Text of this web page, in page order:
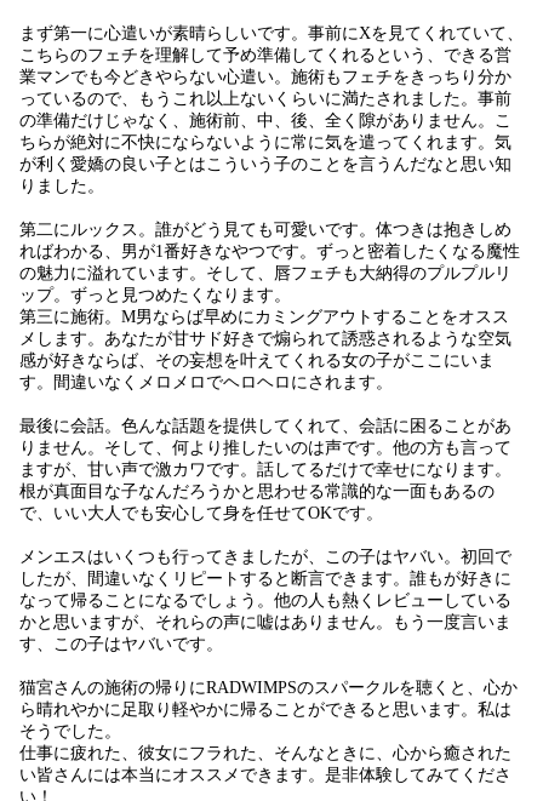
まず第一に心遣いが素晴らしいです。事前にXを見てくれていて、
こちらのフェチを理解して予め準備してくれるという、できる営
業マンでも今どきやらない心遣い。施術もフェチをきっちり分か
っているので、もうこれ以上ないくらいに満たされました。事前
の準備だけじゃなく、施術前、中、後、全く隙がありません。こ
ちらが絶対に不快にならないように常に気を遣ってくれます。気
が利く愛嬌の良い子とはこういう子のことを言うんだなと思い知
りました。
第二にルックス。誰がどう見ても可愛いです。体つきは抱きしめ
ればわかる、男が1番好きなやつです。ずっと密着したくなる魔性
の魅力に溢れています。そして、唇フェチも大納得のプルプルリ
ップ。ずっと見つめたくなります。
第三に施術。M男ならば早めにカミングアウトすることをオスス
メします。あなたが甘サド好きで煽られて誘惑されるような空気
感が好きならば、その妄想を叶えてくれる女の子がここにいま
す。間違いなくメロメロでヘロヘロにされます。
最後に会話。色んな話題を提供してくれて、会話に困ることがあ
りません。そして、何より推したいのは声です。他の方も言って
ますが、甘い声で激カワです。話してるだけで幸せになります。
根が真面目な子なんだろうかと思わせる常識的な一面もあるの
で、いい大人でも安心して身を任せてOKです。
メンエスはいくつも行ってきましたが、この子はヤバい。初回で
したが、間違いなくリピートすると断言できます。誰もが好きに
なって帰ることになるでしょう。他の人も熱くレビューしている
かと思いますが、それらの声に嘘はありません。もう一度言いま
す、この子はヤバいです。
猫宮さんの施術の帰りにRADWIMPSのスパークルを聴くと、心か
ら晴れやかに足取り軽やかに帰ることができると思います。私は
そうでした。
仕事に疲れた、彼女にフラれた、そんなときに、心から癒された
い皆さんには本当にオススメできます。是非体験してみてくださ
い！